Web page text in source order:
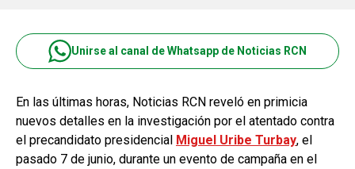
Unirse al canal de Whatsapp de Noticias RCN
En las últimas horas, Noticias RCN reveló en primicia
nuevos detalles en la investigación por el atentado contra
el precandidato presidencial Miguel Uribe Turbay, el
pasado 7 de junio, durante un evento de campaña en el